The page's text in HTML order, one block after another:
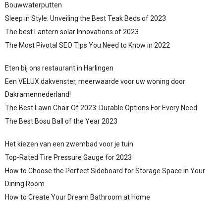
Bouwwaterputten
Sleep in Style: Unveiling the Best Teak Beds of 2023
The best Lantern solar Innovations of 2023
The Most Pivotal SEO Tips You Need to Know in 2022
Eten bij ons restaurant in Harlingen
Een VELUX dakvenster, meerwaarde voor uw woning door
Dakramennederland!
The Best Lawn Chair Of 2023: Durable Options For Every Need
The Best Bosu Ball of the Year 2023
Het kiezen van een zwembad voor je tuin
Top-Rated Tire Pressure Gauge for 2023
How to Choose the Perfect Sideboard for Storage Space in Your
Dining Room
How to Create Your Dream Bathroom at Home